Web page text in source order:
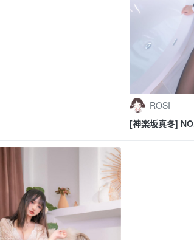
ROSI
[神楽坂真冬]